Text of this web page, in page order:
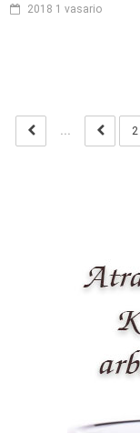
2018 1 vasario
... 2